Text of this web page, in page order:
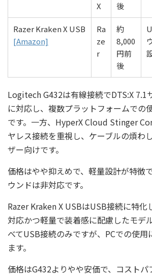
X
後
Razer Kraken X USB
[Amazon]
Ra
ze
r
約
8,000
円前
後
Logitech G432は有線接続でDTS:X 7.1
に対応し、複数プラットフォームでの
です。一方、HyperX Cloud Stinger
ヤレス接続を重視し、ケーブルの煩わ
ザー向けです。
価格はやや抑えめで、軽量設計が特徴
ウンドは非対応です。
Razer Kraken X USBはUSB接続に特化
対応かつ軽量で装着感に配慮したモデ
べてUSB接続のみですが、PCでの使用
ます。
価格はG432よりやや安価で、コスト